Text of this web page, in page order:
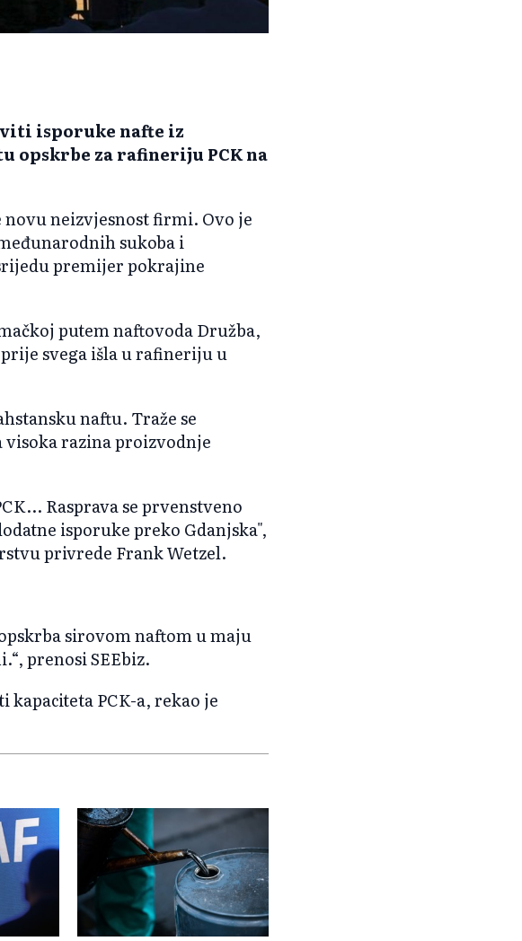
isporuke nafte iz
opskrbe za rafineriju PCK na
novu neizvjesnost firmi. Ovo je
sukoba i
premijer pokrajine
putem naftovoda Družba,
svega išla u rafineriju u
naftu. Traže se
visoka razina proizvodnje
Rasprava se prvenstveno
isporuke preko Gdanjska",
privrede Frank Wetzel.
sirovom naftom u maju
prenosi SEEbiz.
PCK-a, rekao je